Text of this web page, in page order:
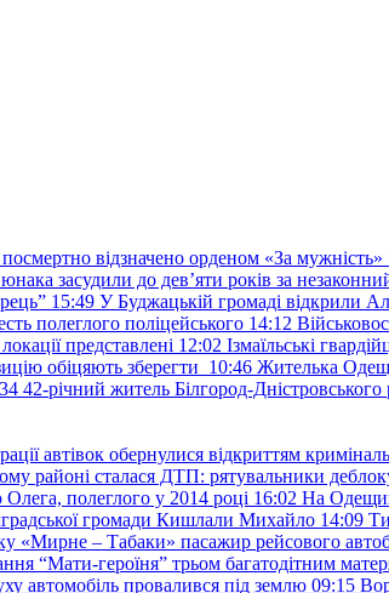
відзначено орденом «За мужність»
засудили до дев’яти років за
15:49 У Буджацькій громаді відкрили
полеглого поліцейського 14:12
представлені 12:02 Ізмаїльські
обіцяють зберегти 10:46 Жителька
42-річний житель Білгород-Дністровського
автівок обернулися відкриттям
районі сталася ДТП: рятувальники
полеглого у 2014 році 16:02 На
громади Кишлали Михайло 14:09
«Мирне – Табаки» пасажир рейсового
“Мати-героїня” трьом багатодітним
автомобіль провалився під землю 09:15